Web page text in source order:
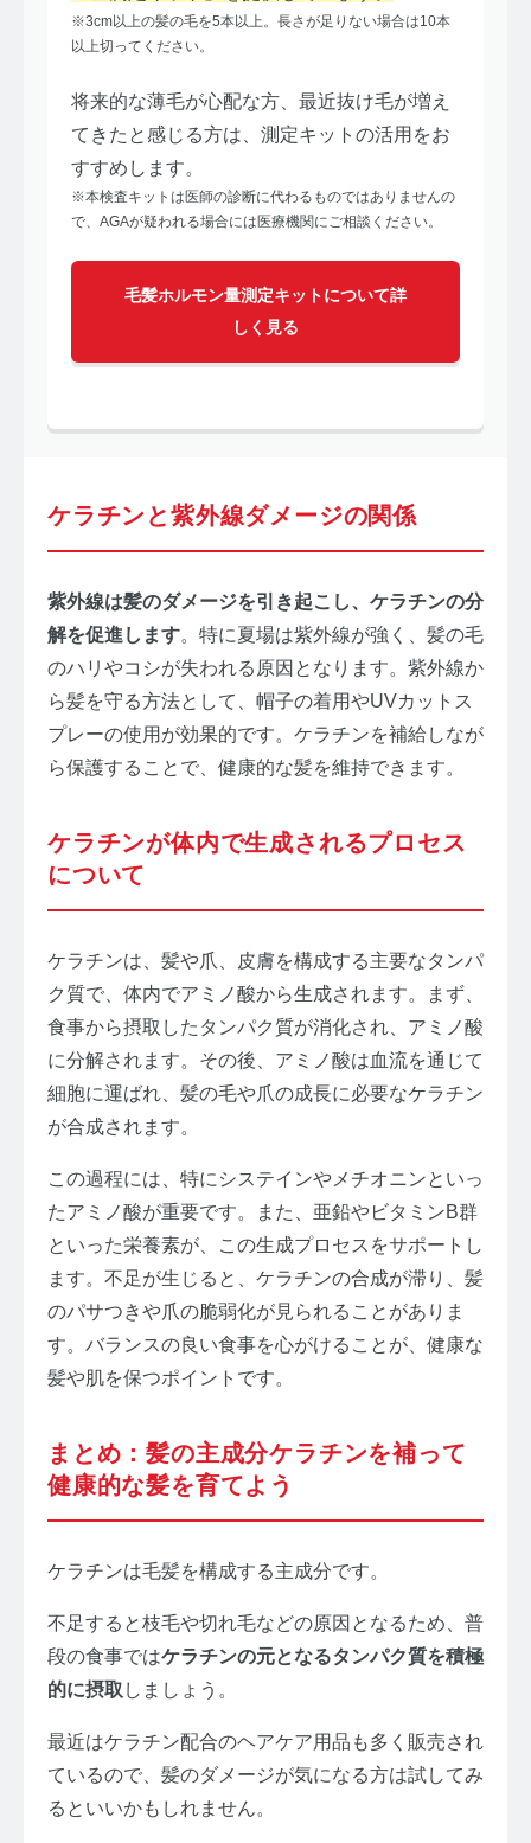
※3cm以上の髪の毛を5本以上。長さが足りない場合は10本
以上切ってください。
将来的な薄毛が心配な方、最近抜け毛が増え
てきたと感じる方は、測定キットの活用をお
すすめします。
※本検査キットは医師の診断に代わるものではありませんの
で、AGAが疑われる場合には医療機関にご相談ください。
毛髪ホルモン量測定キットについて詳
しく見る
ケラチンと紫外線ダメージの関係
紫外線は髪のダメージを引き起こし、ケラチンの分
解を促進します。特に夏場は紫外線が強く、髪の毛
のハリやコシが失われる原因となります。紫外線か
ら髪を守る方法として、帽子の着用やUVカットス
プレーの使用が効果的です。ケラチンを補給しなが
ら保護することで、健康的な髪を維持できます。
ケラチンが体内で生成されるプロセス
について
ケラチンは、髪や爪、皮膚を構成する主要なタンパ
ク質で、体内でアミノ酸から生成されます。まず、
食事から摂取したタンパク質が消化され、アミノ酸
に分解されます。その後、アミノ酸は血流を通じて
細胞に運ばれ、髪の毛や爪の成長に必要なケラチン
が合成されます。
この過程には、特にシステインやメチオニンといっ
たアミノ酸が重要です。また、亜鉛やビタミンB群
といった栄養素が、この生成プロセスをサポートし
ます。不足が生じると、ケラチンの合成が滞り、髪
のパサつきや爪の脆弱化が見られることがありま
す。バランスの良い食事を心がけることが、健康な
髪や肌を保つポイントです。
まとめ：髪の主成分ケラチンを補って
健康的な髪を育てよう
ケラチンは毛髪を構成する主成分です。
不足すると枝毛や切れ毛などの原因となるため、普
段の食事ではケラチンの元となるタンパク質を積極
的に摂取 しましょう。
最近はケラチン配合のヘアケア用品も多く販売され
ているので、髪のダメージが気になる方は試してみ
るといいかもしれません。